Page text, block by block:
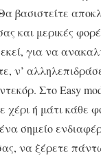
βασιστείτε
και μερικές
για να
ν’
Στο Easy
χέρι ή μάτι κάθε
σημείο
να ξέρετε